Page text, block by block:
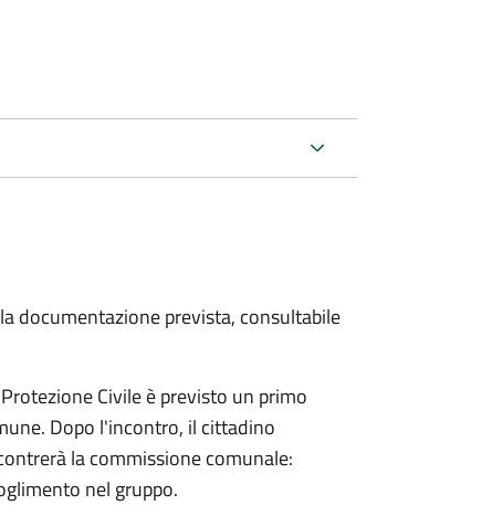
documentazione prevista, consultabile
Civile è previsto un primo
Dopo l'incontro, il cittadino
la commissione comunale:
nel gruppo.